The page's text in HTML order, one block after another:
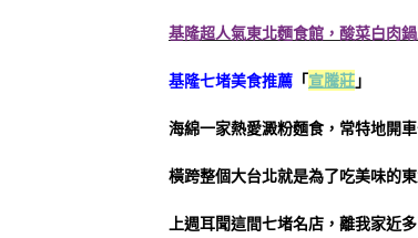
基隆超人氣東北麵食館，酸菜白肉
基隆七堵美食推薦 「宣騰莊」
海綿一家熱愛澱粉麵食，常特地開
橫跨整個大台北就是為了吃美味的
上週耳聞這間七堵名店，離我家近